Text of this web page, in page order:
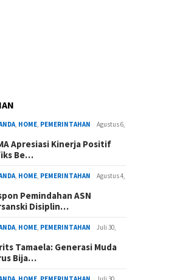
, HOME, PEMERINTAHAN
Agustus 6,
Apresiasi Kinerja Positif
Be…
, HOME, PEMERINTAHAN
Agustus 4,
Pemindahan ASN
Disiplin…
, HOME, PEMERINTAHAN
Juli 30,
Tamaela: Generasi Muda
Bija…